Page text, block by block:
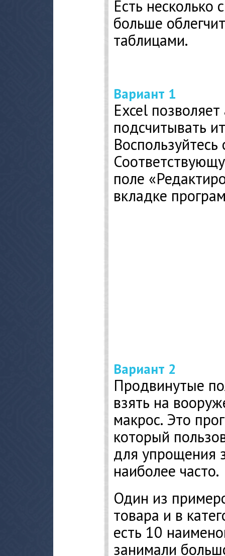
Есть несколько
больше
таблицами.
Вариант 1
Excel
подсчитывать
поле
вкладке
Вариант 2
Продвинутые
взять на
макрос. Это
который
для упрощения
наиболее часто.
Один из
товара и в
есть 10
занимали